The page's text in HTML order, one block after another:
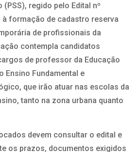
regido pelo Edital nº
à formação de cadastro reserva
de profissionais da
contempla candidatos
de professor da Educação
Ensino Fundamental e
que irão atuar nas escolas da
tanto na zona urbana quanto
devem consultar o edital e
os prazos, documentos exigidos